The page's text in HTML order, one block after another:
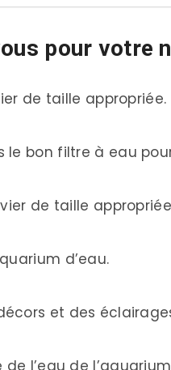
pour votre
de taille appropriée.
le bon filtre à eau
de taille
d’eau.
et des
l’eau de